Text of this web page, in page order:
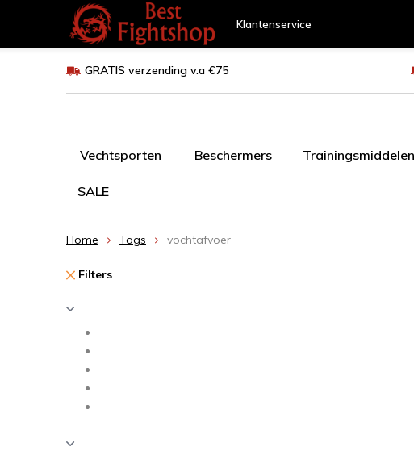
Klantenservice
GRATIS verzending v.a €75
Vechtsporten Beschermers Trainingsmiddelen
SALE
Home Tags vochtafvoer
Filters